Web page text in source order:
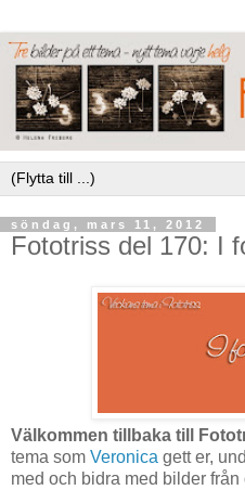
söndag, mars 11, 2012
Fototriss del 170: I
Välkommen tillbaka till
tema som Veronica gett er,
med och bidra med bilder